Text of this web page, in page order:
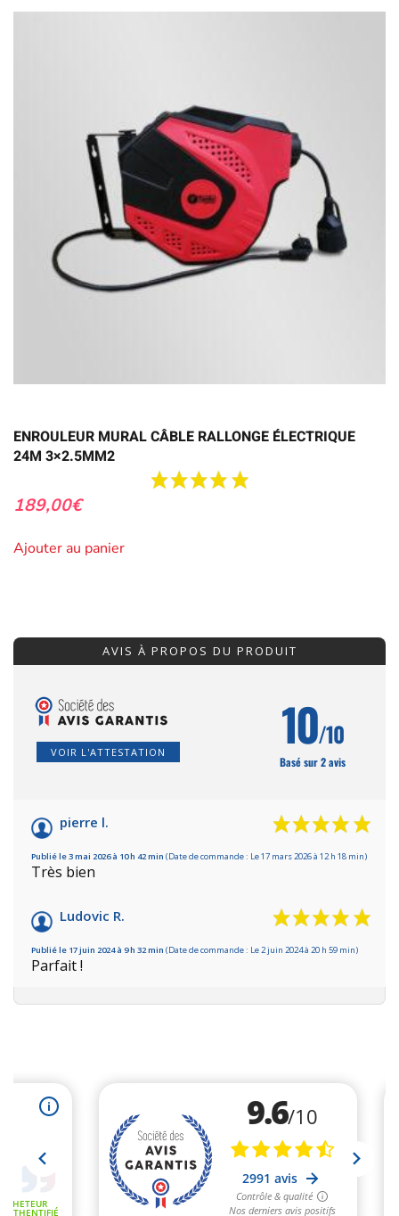
ENROULEUR MURAL CÂBLE RALLONGE ÉLECTRIQUE
24M 3×2.5MM2
189,00€
Ajouter au panier
AVIS À PROPOS DU PRODUIT
VOIR L'ATTESTATION 10/10
Basé sur 2 avis
pierre l.
Publié le 3 mai 2026 à 10 h 42 min (Date de commande : Le 17 mars 2026 à 12 h 18 min)
Très bien
Ludovic R.
Publié le 17 juin 2024 à 9 h 32 min (Date de commande : Le 2 juin 2024 à 20 h 59 min)
Parfait !